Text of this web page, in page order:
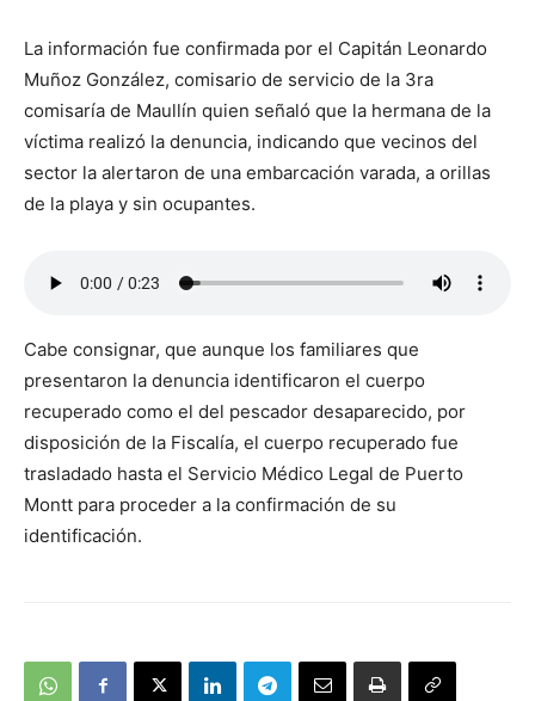
La información fue confirmada por el Capitán Leonardo
Muñoz González, comisario de servicio de la 3ra
comisaría de Maullín quien señaló que la hermana de la
víctima realizó la denuncia, indicando que vecinos del
sector la alertaron de una embarcación varada, a orillas
de la playa y sin ocupantes.
Cabe consignar, que aunque los familiares que
presentaron la denuncia identificaron el cuerpo
recuperado como el del pescador desaparecido, por
disposición de la Fiscalía, el cuerpo recuperado fue
trasladado hasta el Servicio Médico Legal de Puerto
Montt para proceder a la confirmación de su
identificación.